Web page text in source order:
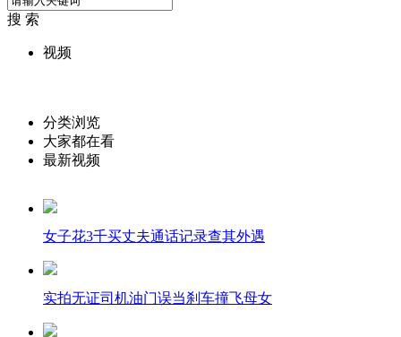
搜 索
视频
分类浏览
大家都在看
最新视频
女子花3千买丈夫通话记录查其外遇
实拍无证司机油门误当刹车撞飞母女